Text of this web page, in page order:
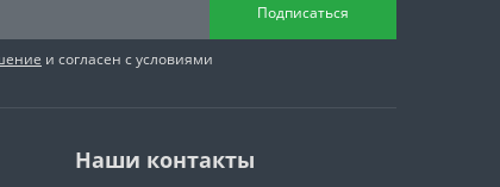
Подписаться
и согласен с условиями
Наши контакты